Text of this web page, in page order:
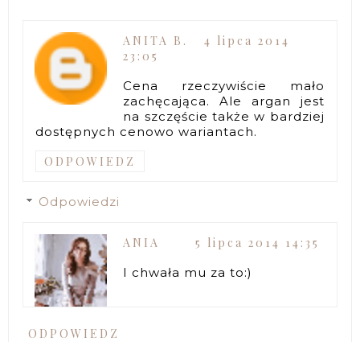
ANITA B.
4 lipca 2014
23:05
Cena rzeczywiście mało
zachęcająca. Ale argan jest
na szczęście także w bardziej
dostępnych cenowo wariantach.
ODPOWIEDZ
Odpowiedzi
ANIA
5 lipca 2014 14:35
I chwała mu za to:)
ODPOWIEDZ